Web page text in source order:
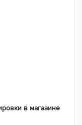
в магазине